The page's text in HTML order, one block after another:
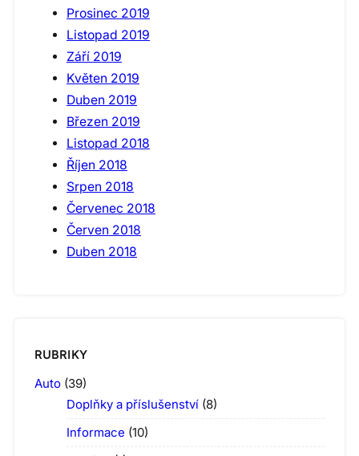
Prosinec 2019
Listopad 2019
Září 2019
Květen 2019
Duben 2019
Březen 2019
Listopad 2018
Říjen 2018
Srpen 2018
Červenec 2018
Červen 2018
Duben 2018
RUBRIKY
Auto (39)
Doplňky a příslušenství (8)
Informace (10)